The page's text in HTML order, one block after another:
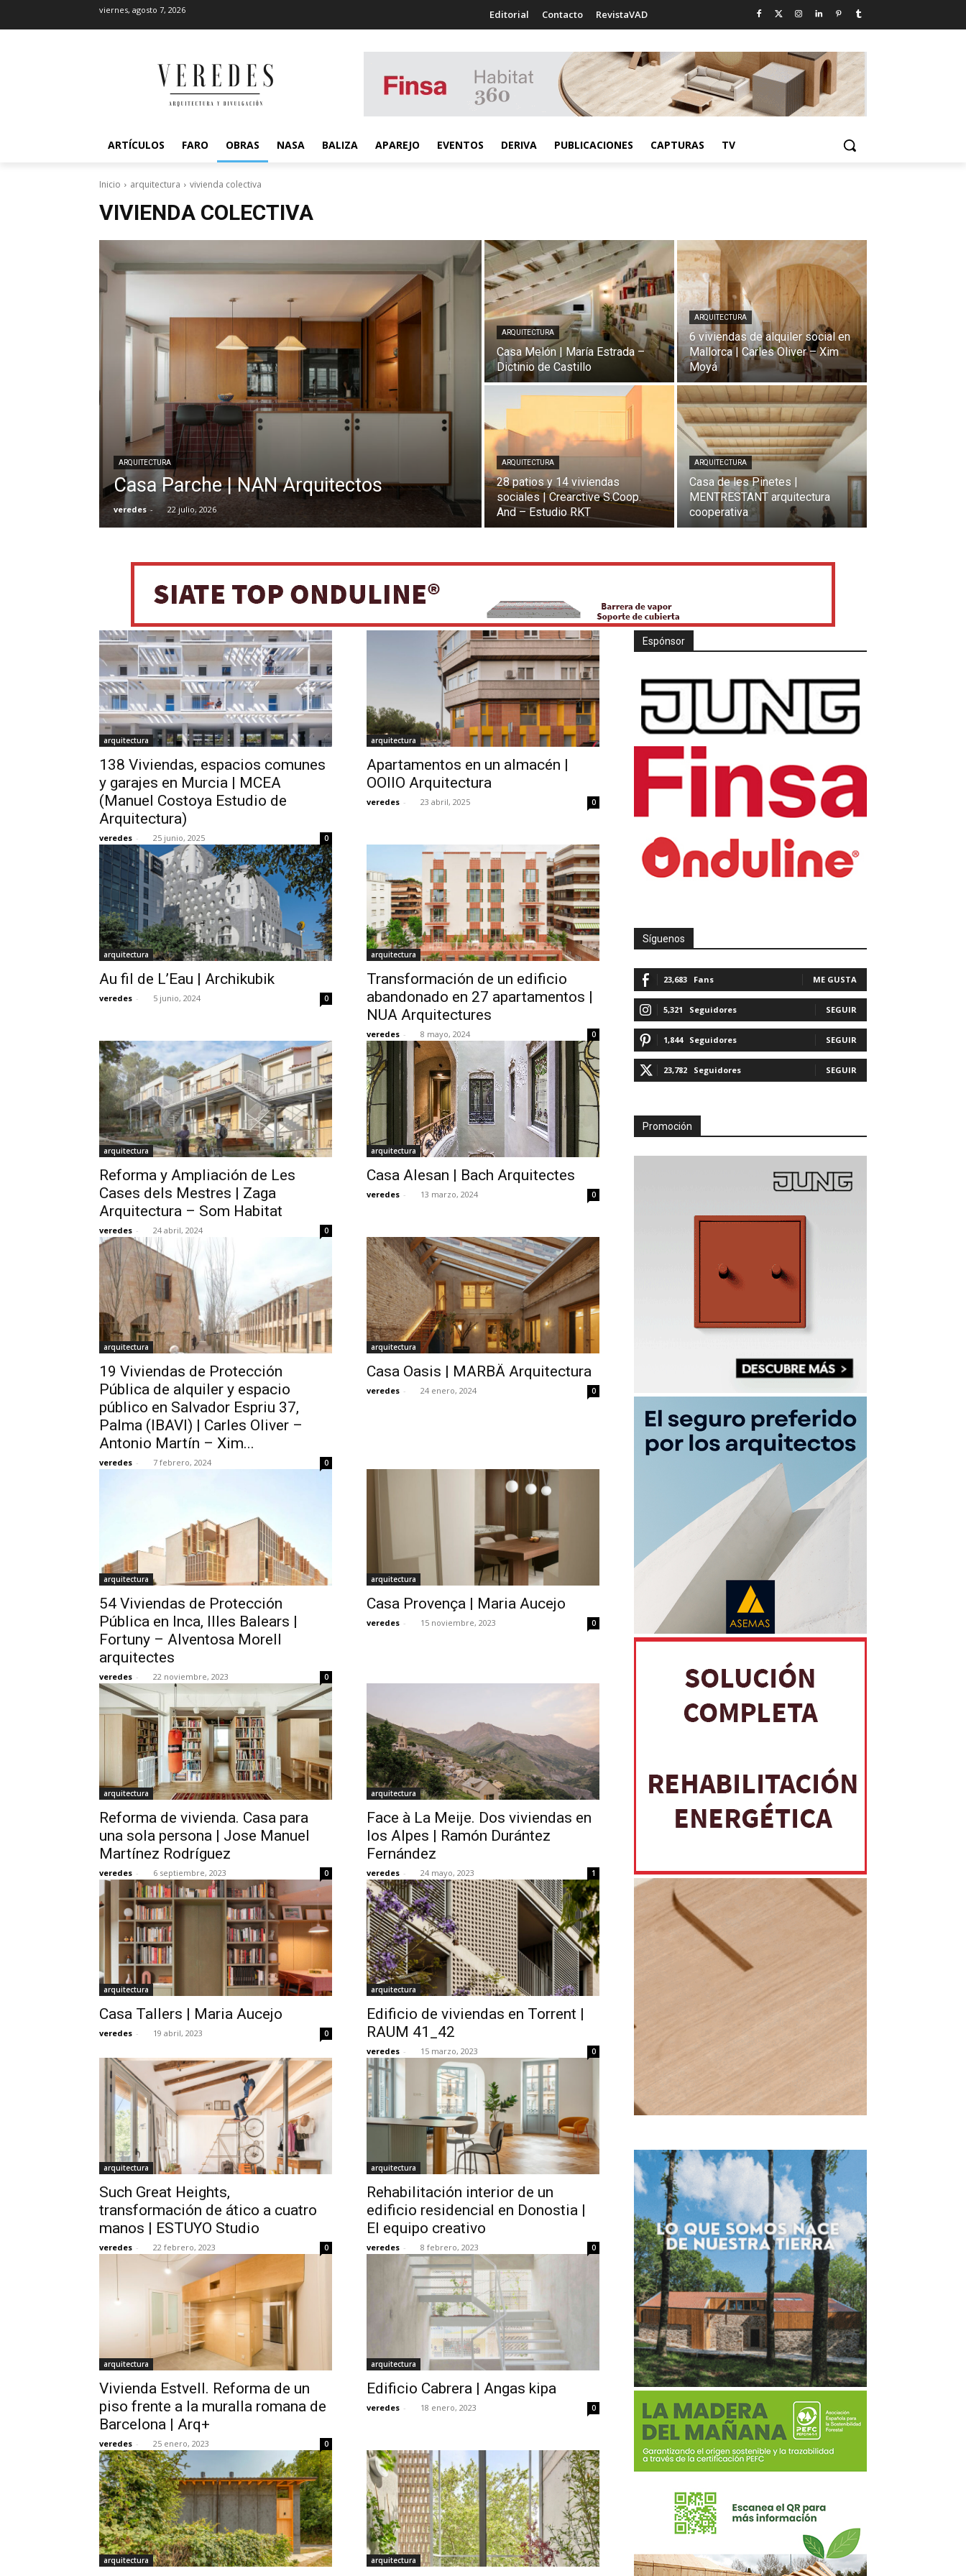
viernes, agosto 7, 2026 Editorial Contacto RevistaVAD
ARTÍCULOS FARO OBRAS NASA BALIZA APAREJO EVENTOS DERIVA PUBLICACIONES CAPTURAS TV
Inicio arquitectura vivienda colectiva
VIVIENDA COLECTIVA
ARQUITECTURA
Casa Parche | NAN Arquitectos
veredes - 22 julio, 2026
ARQUITECTURA
Casa Melón | María Estrada –
Dictinio de Castillo
ARQUITECTURA
6 viviendas de alquiler social en
Mallorca | Carles Oliver – Xim
Moyá
ARQUITECTURA
28 patios y 14 viviendas
sociales | Crearctive S.Coop.
And – Estudio RKT
ARQUITECTURA
Casa de les Pinetes |
MENTRESTANT arquitectura
cooperativa
arquitectura
138 Viviendas, espacios comunes
y garajes en Murcia | MCEA
(Manuel Costoya Estudio de
Arquitectura)
veredes - 25 junio, 2025 0
arquitectura
Apartamentos en un almacén |
OOIIO Arquitectura
veredes - 23 abril, 2025 0
arquitectura
Au fil de L’Eau | Archikubik
veredes - 5 junio, 2024 0
arquitectura
Transformación de un edificio
abandonado en 27 apartamentos |
NUA Arquitectures
veredes - 8 mayo, 2024 0
arquitectura
Reforma y Ampliación de Les
Cases dels Mestres | Zaga
Arquitectura – Som Habitat
veredes - 24 abril, 2024 0
arquitectura
Casa Alesan | Bach Arquitectes
veredes - 13 marzo, 2024 0
arquitectura
19 Viviendas de Protección
Pública de alquiler y espacio
público en Salvador Espriu 37,
Palma (IBAVI) | Carles Oliver –
Antonio Martín – Xim...
veredes - 7 febrero, 2024 0
arquitectura
Casa Oasis | MARBÄ Arquitectura
veredes - 24 enero, 2024 0
arquitectura
54 Viviendas de Protección
Pública en Inca, Illes Balears |
Fortuny – Alventosa Morell
arquitectes
veredes - 22 noviembre, 2023 0
arquitectura
Casa Provença | Maria Aucejo
veredes - 15 noviembre, 2023 0
arquitectura
Reforma de vivienda. Casa para
una sola persona | Jose Manuel
Martínez Rodríguez
veredes - 6 septiembre, 2023 0
arquitectura
Face à La Meije. Dos viviendas en
los Alpes | Ramón Durántez
Fernández
veredes - 24 mayo, 2023 1
arquitectura
Casa Tallers | Maria Aucejo
veredes - 19 abril, 2023 0
arquitectura
Edificio de viviendas en Torrent |
RAUM 41_42
veredes - 15 marzo, 2023 0
arquitectura
Such Great Heights,
transformación de ático a cuatro
manos | ESTUYO Studio
veredes - 22 febrero, 2023 0
arquitectura
Rehabilitación interior de un
edificio residencial en Donostia |
El equipo creativo
veredes - 8 febrero, 2023 0
arquitectura
Vivienda Estvell. Reforma de un
piso frente a la muralla romana de
Barcelona | Arq+
veredes - 25 enero, 2023 0
arquitectura
Edificio Cabrera | Angas kipa
veredes - 18 enero, 2023 0
arquitectura arquitectura
Espónsor
Síguenos
23,683 Fans ME GUSTA
5,321 Seguidores SEGUIR
1,844 Seguidores SEGUIR
23,782 Seguidores SEGUIR
Promoción